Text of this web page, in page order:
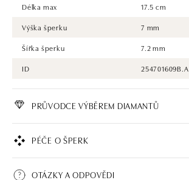
Délka max
17.5 cm
Výška šperku
7 mm
Šířka šperku
7.2 mm
ID
254701609B.A
PRŮVODCE VÝBĚREM DIAMANTŮ
PÉČE O ŠPERK
OTÁZKY A ODPOVĚDI